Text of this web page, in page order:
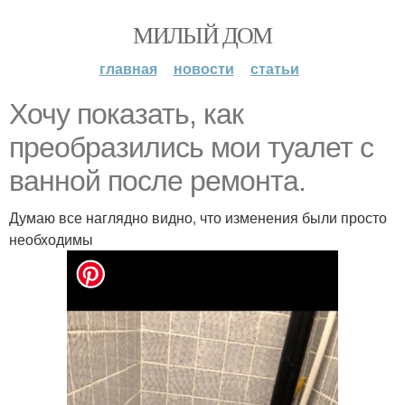
МИЛЫЙ ДОМ
главная новости статьи
Хочу показать, как
преобразились мои туалет с
ванной после ремонта.
Думаю все наглядно видно, что изменения были просто
необходимы